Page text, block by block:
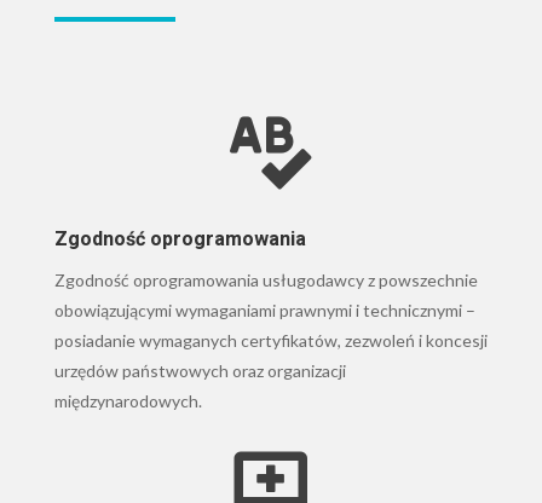

Zgodność oprogramowania
Zgodność oprogramowania usługodawcy z powszechnie
obowiązującymi wymaganiami prawnymi i technicznymi–
posiadanie wymaganych certyfikatów, zezwoleń i koncesji
urzędów państwowych oraz organizacji
międzynarodowych.
